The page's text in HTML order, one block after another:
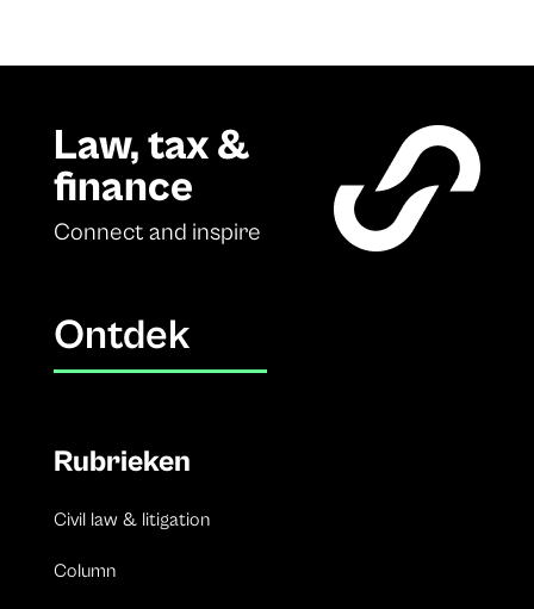
Law, tax &
finance
Connect and inspire
Ontdek
Rubrieken
Civil law & litigation
Column